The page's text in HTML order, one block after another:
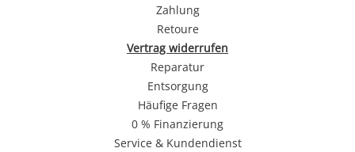
Zahlung
Retoure
Vertrag widerrufen
Reparatur
Entsorgung
Häufige Fragen
0 % Finanzierung
Service & Kundendienst